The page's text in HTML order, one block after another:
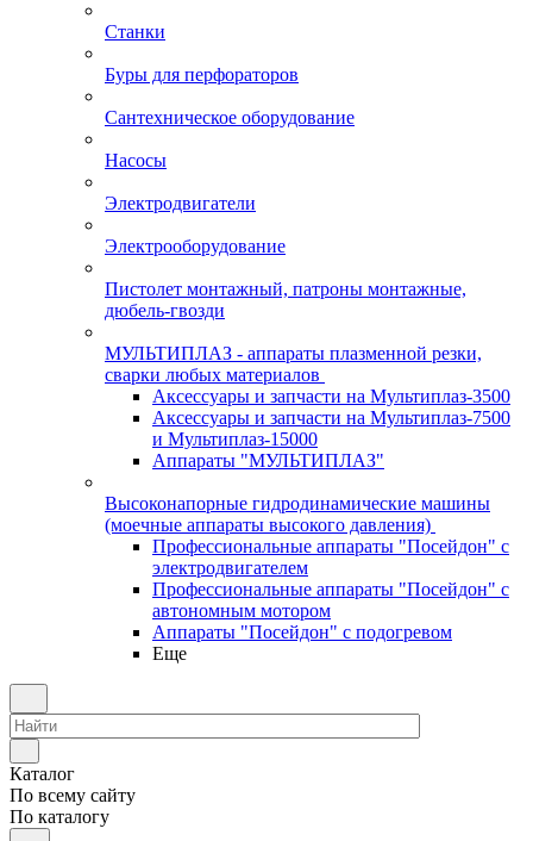
Станки
Буры для перфораторов
Сантехническое оборудование
Насосы
Электродвигатели
Электрооборудование
Пистолет монтажный, патроны монтажные,
дюбель-гвозди
МУЛЬТИПЛАЗ - аппараты плазменной резки,
сварки любых материалов
Аксессуары и запчасти на Мультиплаз-3500
Аксессуары и запчасти на Мультиплаз-7500
и Мультиплаз-15000
Аппараты "МУЛЬТИПЛАЗ"
Высоконапорные гидродинамические машины
(моечные аппараты высокого давления)
Профессиональные аппараты "Посейдон" с
электродвигателем
Профессиональные аппараты "Посейдон" с
автономным мотором
Аппараты "Посейдон" с подогревом
Еще
Каталог
По всему сайту
По каталогу